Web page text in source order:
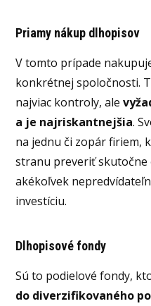
Priamy nákup dlhopisov
V tomto prípade
konkrétnej spoločnosti.
najviac kontroly, ale
a je najriskantnejšia.
na jednu či zopár firiem,
stranu preveriť skutočne
akékoľvek
investíciu.
Dlhopisové fondy
Sú to podielové fondy,
do diverzifikovaného